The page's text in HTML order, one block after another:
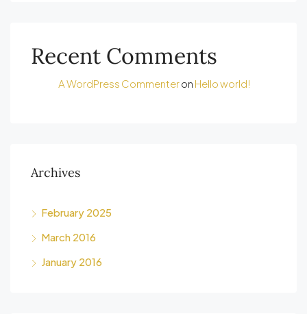
Recent Comments
A WordPress Commenteron Hello world!
Archives
February 2025
March 2016
January 2016